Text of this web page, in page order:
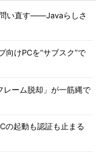
い直す――Javaらしさ
けPCを“サブスク”で
レーム脱却」が一筋縄で
起動も認証も止まる